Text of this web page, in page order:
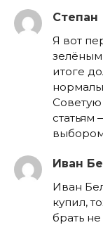
Степан
Я вот
итоге
Советую
статьям
Иван
Иван
купил,
брать